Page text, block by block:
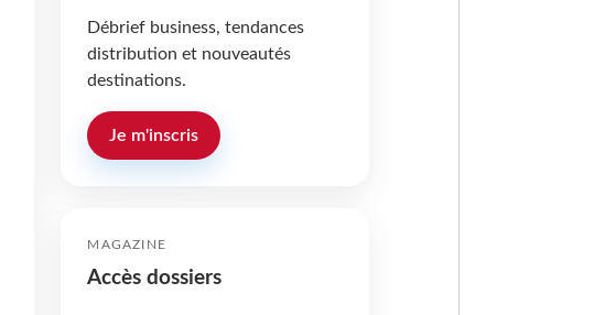
Débrief business, tendances
distribution et nouveautés
destinations.
Je m'inscris
MAGAZINE
Accès dossiers